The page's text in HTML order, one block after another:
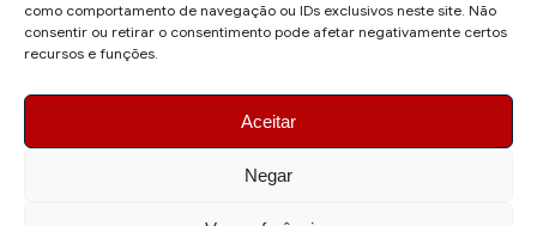
como comportamento de navegação ou IDs exclusivos neste site. Não
consentir ou retirar o consentimento pode afetar negativamente certos
recursos e funções.
Aceitar
Negar
Sugestões de Pauta:
ronaldo.valentim150@gmail.com